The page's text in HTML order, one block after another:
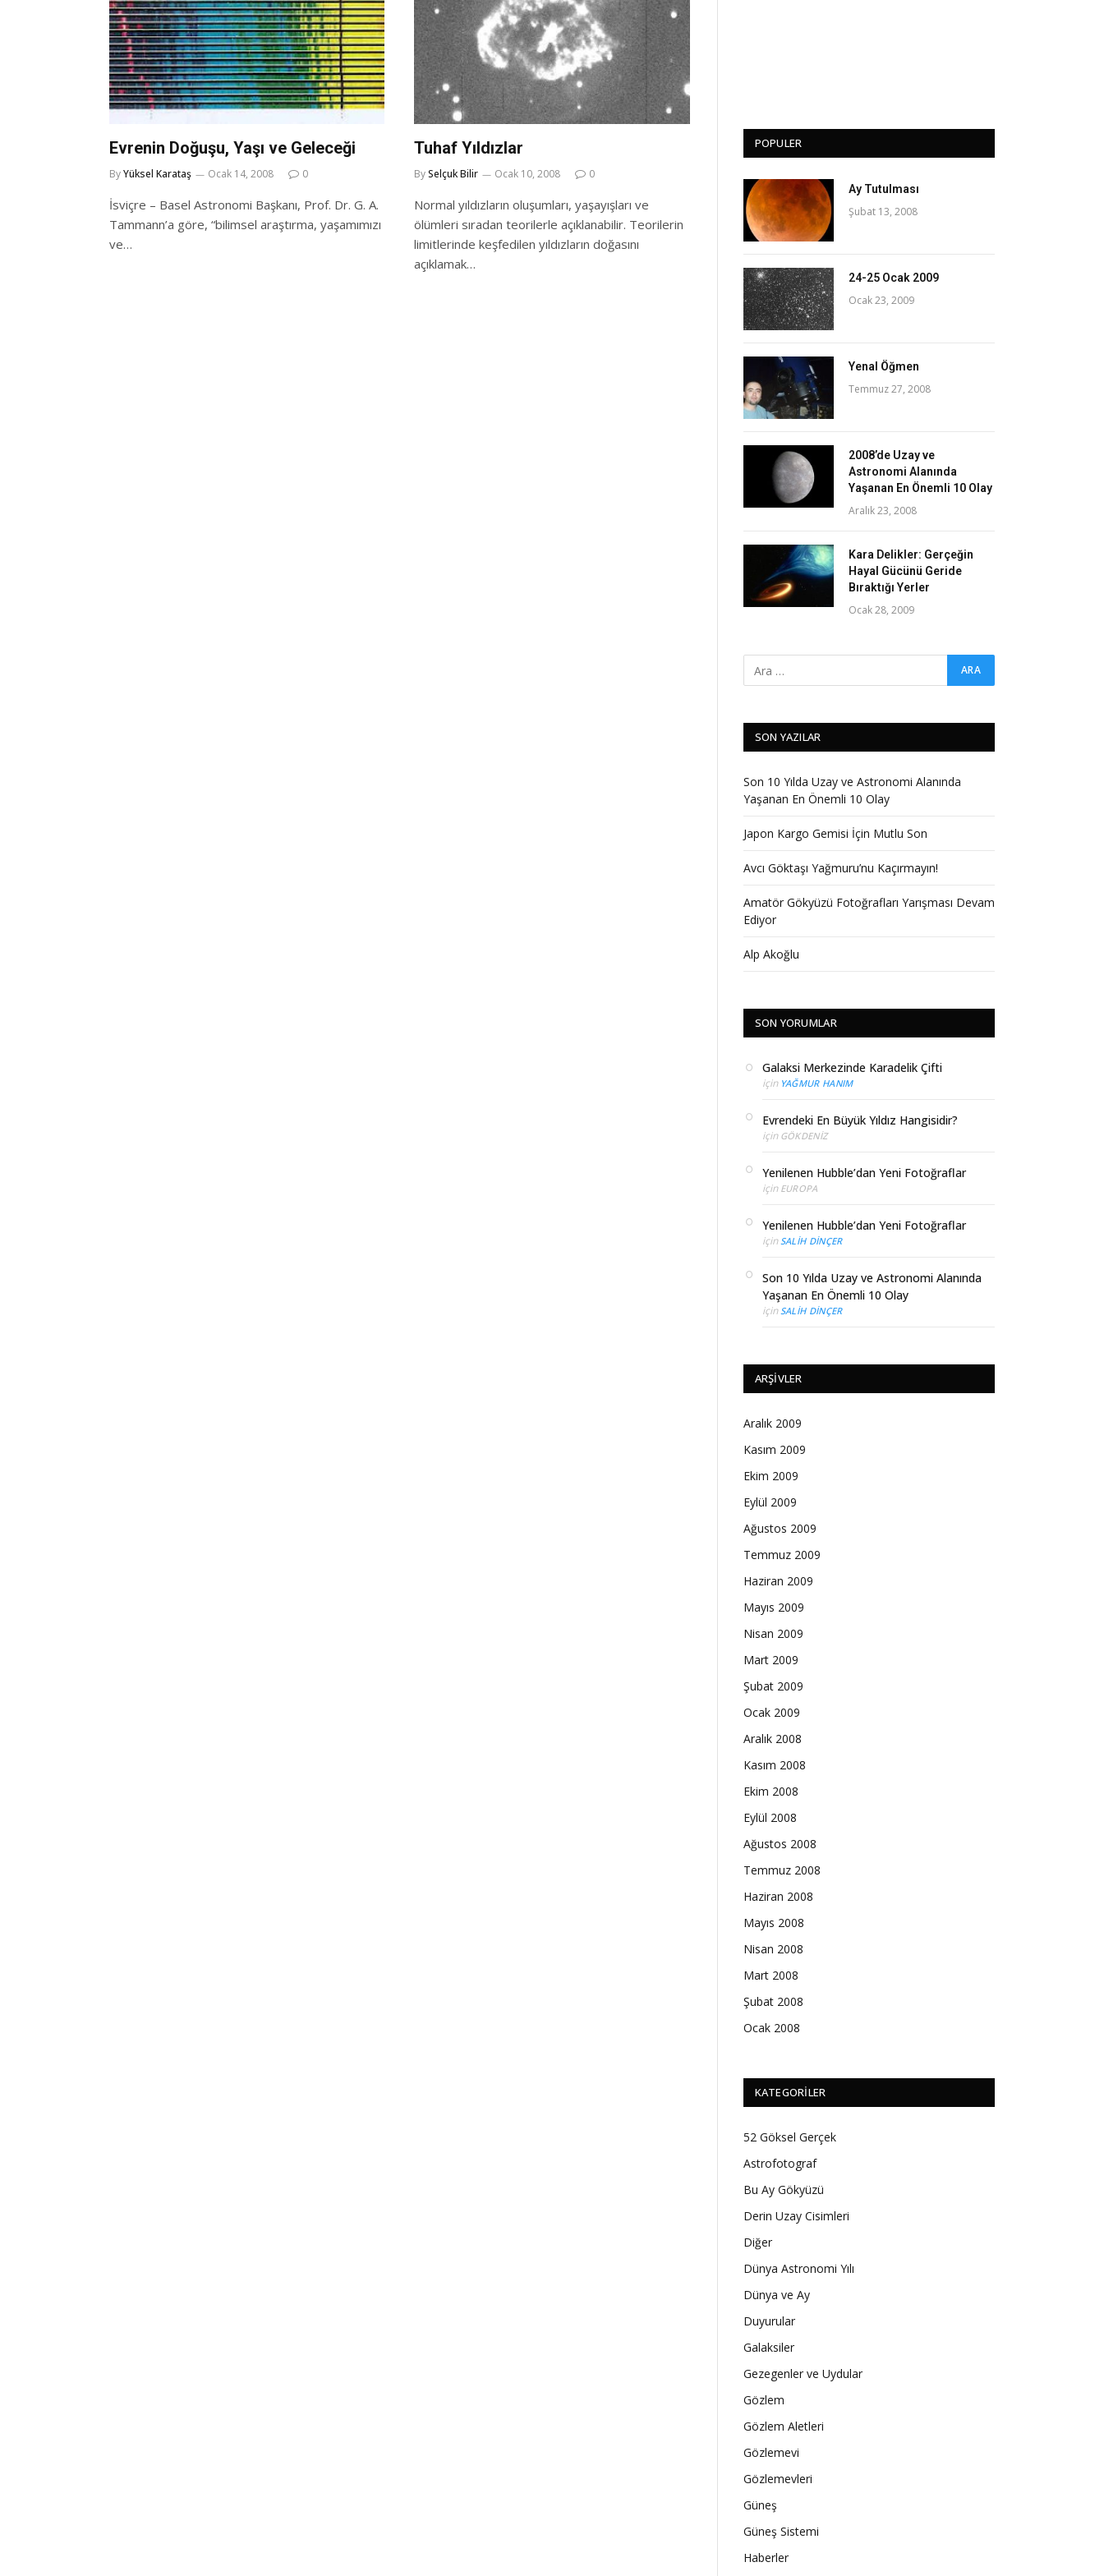
Evrenin Doğuşu, Yaşı ve Geleceği
ByYüksel Karataş Ocak 14, 2008 0
İsviçre – Basel Astronomi Başkanı, Prof. Dr. G. A.
Tammann’a göre, “bilimsel araştırma, yaşamımızı
ve…
Tuhaf Yıldızlar
BySelçuk Bilir Ocak 10, 2008 0
Normal yıldızların oluşumları, yaşayışları ve
ölümleri sıradan teorilerle açıklanabilir. Teorilerin
limitlerinde keşfedilen yıldızların doğasını
açıklamak…
POPULER
Ay Tutulması
Şubat 13, 2008
24-25 Ocak 2009
Ocak 23, 2009
Yenal Öğmen
Temmuz 27, 2008
2008’de Uzay ve
Astronomi Alanında
Yaşanan En Önemli 10 Olay
Aralık 23, 2008
Kara Delikler: Gerçeğin
Hayal Gücünü Geride
Bıraktığı Yerler
Ocak 28, 2009
SON YAZILAR
Son 10 Yılda Uzay ve Astronomi Alanında
Yaşanan En Önemli 10 Olay
Japon Kargo Gemisi İçin Mutlu Son
Avcı Göktaşı Yağmuru’nu Kaçırmayın!
Amatör Gökyüzü Fotoğrafları Yarışması Devam
Ediyor
Alp Akoğlu
SON YORUMLAR
Galaksi Merkezinde Karadelik Çifti
için YAĞMUR HANIM
Evrendeki En Büyük Yıldız Hangisidir?
için GÖKDENIZ
Yenilenen Hubble’dan Yeni Fotoğraflar
için EUROPA
Yenilenen Hubble’dan Yeni Fotoğraflar
içinSALIH DINÇER
Son 10 Yılda Uzay ve Astronomi Alanında
Yaşanan En Önemli 10 Olay
içinSALIH DINÇER
ARŞIVLER
Aralık 2009
Kasım 2009
Ekim 2009
Eylül 2009
Ağustos 2009
Temmuz 2009
Haziran 2009
Mayıs 2009
Nisan 2009
Mart 2009
Şubat 2009
Ocak 2009
Aralık 2008
Kasım 2008
Ekim 2008
Eylül 2008
Ağustos 2008
Temmuz 2008
Haziran 2008
Mayıs 2008
Nisan 2008
Mart 2008
Şubat 2008
Ocak 2008
KATEGORILER
52 Göksel Gerçek
Astrofotograf
Bu Ay Gökyüzü
Derin Uzay Cisimleri
Diğer
Dünya Astronomi Yılı
Dünya ve Ay
Duyurular
Galaksiler
Gezegenler ve Uydular
Gözlem
Gözlem Aletleri
Gözlemevi
Gözlemevleri
Güneş
Güneş Sistemi
Haberler